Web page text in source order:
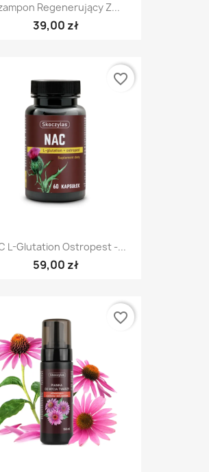
Regenerujący Z...
39,00 zł
L-Glutation Ostropest -...
59,00 zł
favorite_border
favorite_border